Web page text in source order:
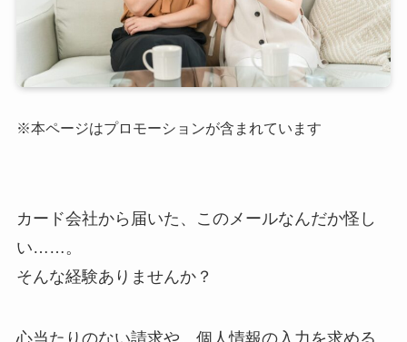
※本ページはプロモーションが含まれています
カード会社から届いた、このメールなんだか怪し
い……。
そんな経験ありませんか？